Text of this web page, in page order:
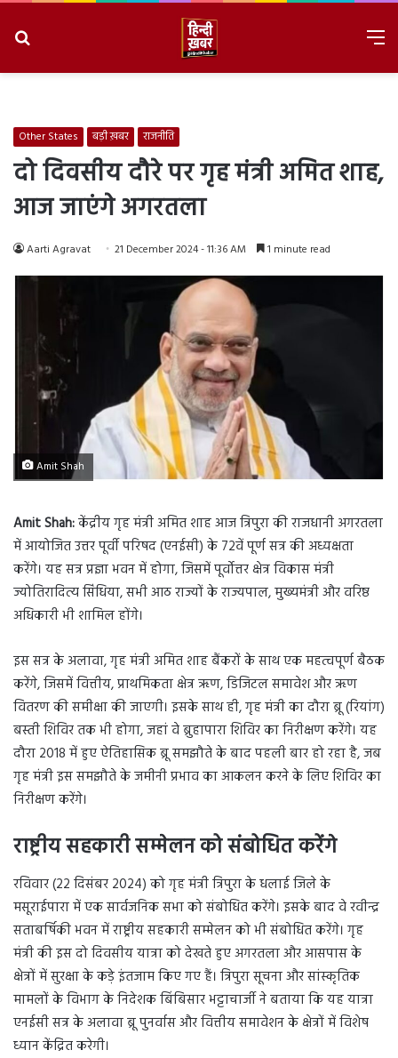
Other States बड़ी ख़बर राजनीति
दो दिवसीय दौरे पर गृह मंत्री अमित शाह,
आज जाएंगे अगरतला
Aarti Agravat 21 December 2024 - 11:36 AM 1 minute read
Amit Shah
Amit Shah:केंद्रीय गृह मंत्री अमित शाह आज त्रिपुरा की राजधानी अगरतला
में आयोजित उत्तर पूर्वी परिषद (एनईसी) के 72वें पूर्ण सत्र की अध्यक्षता
करेंगे। यह सत्र प्रज्ञा भवन में होगा, जिसमें पूर्वोत्तर क्षेत्र विकास मंत्री
ज्योतिरादित्य सिंधिया, सभी आठ राज्यों के राज्यपाल, मुख्यमंत्री और वरिष्ठ
अधिकारी भी शामिल होंगे।
इस सत्र के अलावा, गृह मंत्री अमित शाह बैंकरों के साथ एक महत्वपूर्ण बैठक
करेंगे, जिसमें वित्तीय, प्राथमिकता क्षेत्र ऋण, डिजिटल समावेश और ऋण
वितरण की समीक्षा की जाएगी। इसके साथ ही, गृह मंत्री का दौरा ब्रू (रियांग)
बस्ती शिविर तक भी होगा, जहां वे ब्रुहापारा शिविर का निरीक्षण करेंगे। यह
दौरा 2018 में हुए ऐतिहासिक ब्रू समझौते के बाद पहली बार हो रहा है, जब
गृह मंत्री इस समझौते के जमीनी प्रभाव का आकलन करने के लिए शिविर का
निरीक्षण करेंगे।
राष्ट्रीय सहकारी सम्मेलन को संबोधित करेंगे
रविवार (22 दिसंबर 2024) को गृह मंत्री त्रिपुरा के धलाई जिले के
मसूराईपारा में एक सार्वजनिक सभा को संबोधित करेंगे। इसके बाद वे रवीन्द्र
सताबर्षिकी भवन में राष्ट्रीय सहकारी सम्मेलन को भी संबोधित करेंगे। गृह
मंत्री की इस दो दिवसीय यात्रा को देखते हुए अगरतला और आसपास के
क्षेत्रों में सुरक्षा के कड़े इंतजाम किए गए हैं। त्रिपुरा सूचना और सांस्कृतिक
मामलों के विभाग के निदेशक बिंबिसार भट्टाचार्जी ने बताया कि यह यात्रा
एनईसी सत्र के अलावा ब्रू पुनर्वास और वित्तीय समावेशन के क्षेत्रों में विशेष
ध्यान केंद्रित करेगी।